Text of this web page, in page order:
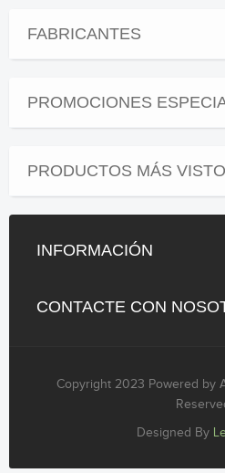
FABRICANTES
PROMOCIONES
PRODUCTOS MÁS
INFORMACIÓN
CONTACTE CON
Copyright 2023 Powered by
Designed By